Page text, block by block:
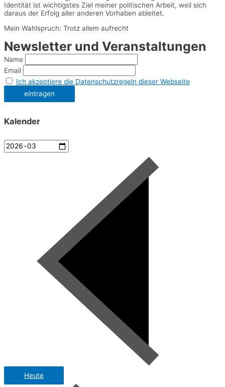
Identität ist wichtigstes Ziel meiner politischen Arbeit, weil sich
daraus der Erfolg aller anderen Vorhaben ableitet.
Mein Wahlspruch: Trotz allem aufrecht
Newsletter und Veranstaltungen
Name
Email
Ich akzeptiere die Datenschutzregeln dieser Webseite
Kalender
Heute